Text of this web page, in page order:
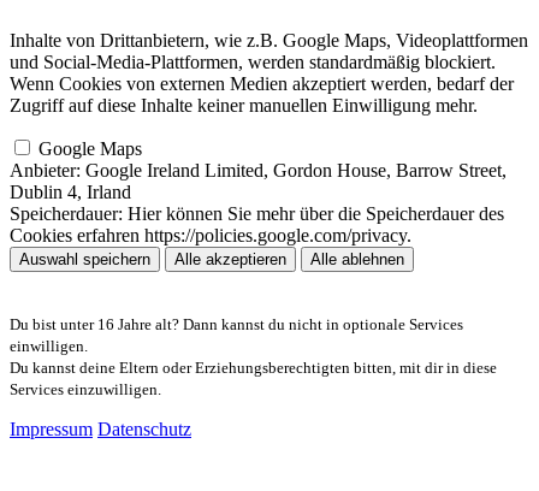
Inhalte von Drittanbietern, wie z.B. Google Maps, Videoplattformen
und Social-Media-Plattformen, werden standardmäßig blockiert.
Wenn Cookies von externen Medien akzeptiert werden, bedarf der
Zugriff auf diese Inhalte keiner manuellen Einwilligung mehr.
Google Maps
Anbieter: Google Ireland Limited, Gordon House, Barrow Street,
Dublin 4, Irland
Speicherdauer: Hier können Sie mehr über die Speicherdauer des
Cookies erfahren https://policies.google.com/privacy.
Auswahl speichern Alle akzeptieren Alle ablehnen
Du bist unter 16 Jahre alt? Dann kannst du nicht in optionale Services
einwilligen.
Du kannst deine Eltern oder Erziehungsberechtigten bitten, mit dir in diese
Services einzuwilligen.
Impressum Datenschutz